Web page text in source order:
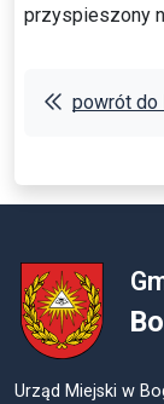
przyspieszony
powrót do
Urząd Miejski w